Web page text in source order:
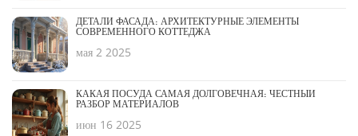
ДЕТАЛИ ФАСАДА: АРХИТЕКТУРНЫЕ ЭЛЕМЕНТЫ
СОВРЕМЕННОГО КОТТЕДЖА
мая 2 2025
КАКАЯ ПОСУДА САМАЯ ДОЛГОВЕЧНАЯ: ЧЕСТНЫЙ
РАЗБОР МАТЕРИАЛОВ
июн 16 2025